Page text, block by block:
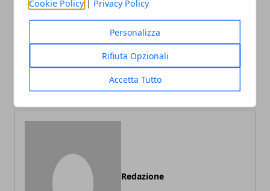
Cookie Policy | Privacy Policy
Personalizza
Rifiuta Opzionali
Accetta Tutto
MASO, CASA TIPICA DEL
TRENTINO ALTO ADIGE
LOCAZIONE: COSA FARE
QUANDO SI VERIFICA LA
MOROSITA'
Redazione